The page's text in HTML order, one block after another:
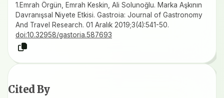
1.Emrah Örgün, Emrah Keskin, Ali Solunoğlu. Marka Aşkının
Davranışsal Niyete Etkisi. Gastroia: Journal of Gastronomy
And Travel Research. 01 Aralık 2019;3(4):541-50.
doi:10.32958/gastoria.587693
Cited By